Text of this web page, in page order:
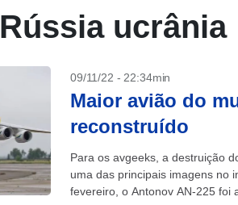
ucrânia
09/11/22 - 22:34min
Maior avião do
reconstruído
Para os avgeeks, a destruição
uma das principais imagens no
fevereiro, o Antonov AN-225 foi